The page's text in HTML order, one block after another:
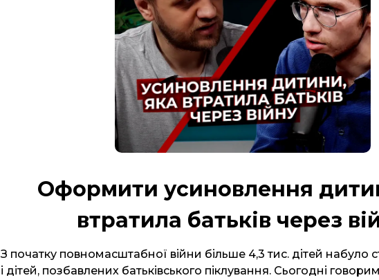
Оформити усиновлення
втратила батьків через
З початку повномасштабної війни більше 4,3 тис. дітей набуло
і дітей, позбавлених батьківського піклування. Сьогодні